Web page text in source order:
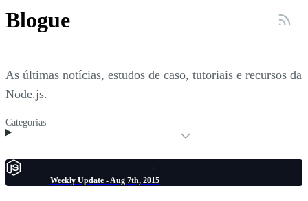
Blogue
As últimas notícias, estudos de caso, tutoriais e recursos da
Node.js.
Categorias
Weekly Update - Aug 7th, 2015